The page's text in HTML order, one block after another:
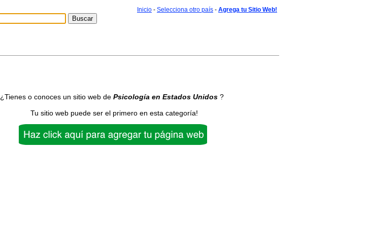
Inicio - Selecciona otro país - Agrega tu Sitio Web!
¿Tienes o conoces un sitio web de Psicología en Estados Unidos ?
Tu sitio web puede ser el primero en esta categoría!